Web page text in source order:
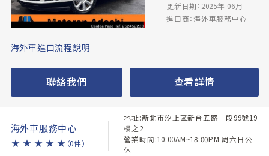
更新日期：2025年 06月
進口商：海外車服務中心
海外車進口流程說明
聯絡我們 查看詳情
海外車服務中心
★ ★ ★ ★ ★ （0件）
地址:新北市汐止區新台五路一段99號19
樓之2
營業時間:10:00AM~18:00PM 周六日公
休